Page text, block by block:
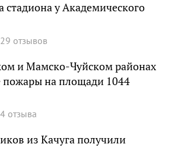
стадиона у Академического
29 отзывов
и Мамско-Чуйском районах
пожары на площади 1044
4 отзыва
из Качуга получили